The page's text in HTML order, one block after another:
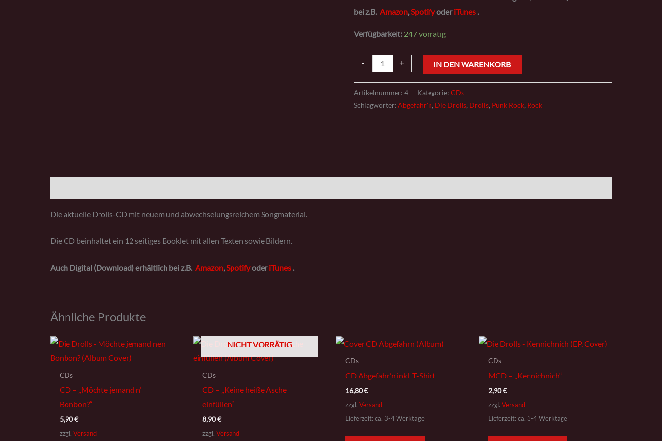
bei z.B. Amazon, SpotifyoderiTunes.
Verfügbarkeit: 247 vorrätig
- + IN DEN WARENKORB
Artikelnummer: 4 Kategorie: CDs
Schlagwörter: Abgefahr'n, Die Drolls, Drolls, Punk Rock, Rock
Die aktuelle Drolls-CD mit neuem und abwechselungsreichem Songmaterial.
Die CD beinhaltet ein 12 seitiges Booklet mit allen Texten sowie Bildern.
Auch Digital (Download) erhältlich bei z.B. Amazon,SpotifyoderiTunes.
Ähnliche Produkte
CDs
CD – „Möchte jemand n‘
Bonbon?“
5,90€
zzgl.Versand
NICHT VORRÄTIG
CDs
CD – „Keine heiße Asche
einfüllen“
8,90€
zzgl.Versand
CDs
CD Abgefahr’n inkl. T-Shirt
16,80€
zzgl.Versand
Lieferzeit: ca. 3-4 Werktage
CDs
MCD – „Kennichnich“
2,90€
zzgl.Versand
Lieferzeit: ca. 3-4 Werktage